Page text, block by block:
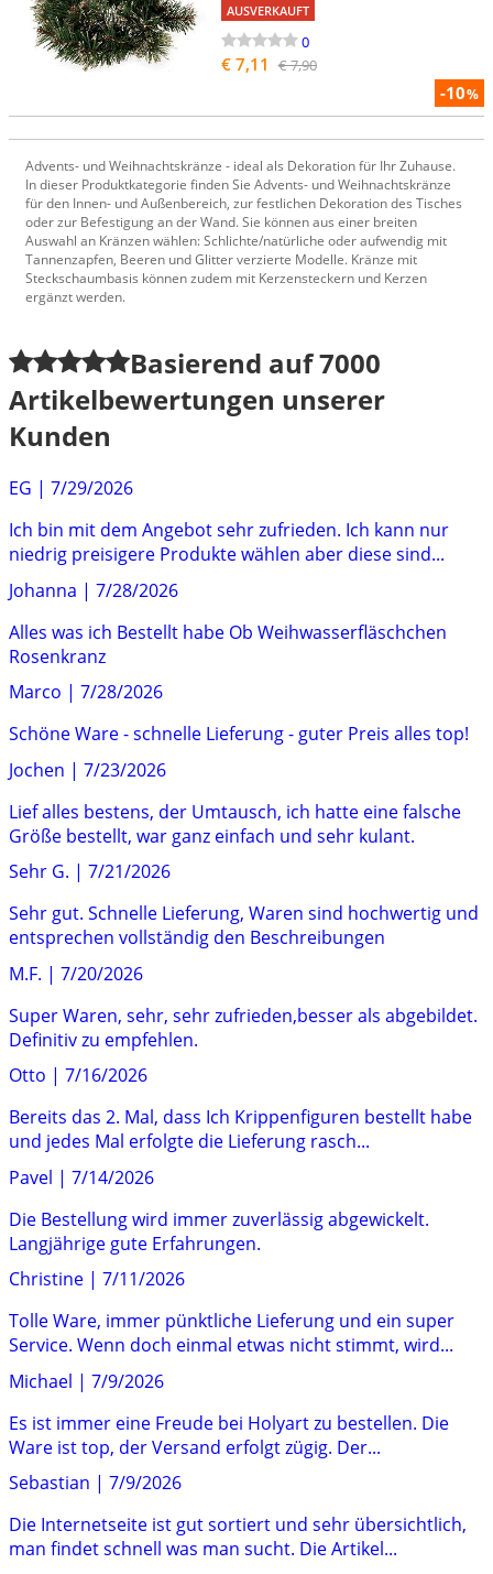
-10%
AUSVERKAUFT
0
€ 7,11 € 7,90
Advents- und Weihnachtskränze - ideal als Dekoration für Ihr Zuhause.
In dieser Produktkategorie finden Sie Advents- und Weihnachtskränze
für den Innen- und Außenbereich, zur festlichen Dekoration des Tisches
oder zur Befestigung an der Wand. Sie können aus einer breiten
Auswahl an Kränzen wählen: Schlichte/natürliche oder aufwendig mit
Tannenzapfen, Beeren und Glitter verzierte Modelle. Kränze mit
Steckschaumbasis können zudem mit Kerzensteckern und Kerzen
ergänzt werden.
Basierend auf7000
Artikelbewertungen unserer
Kunden
EG | 7/29/2026
Ich bin mit dem Angebot sehr zufrieden. Ich kann nur
niedrig preisigere Produkte wählen aber diese sind...
Johanna | 7/28/2026
Alles was ich Bestellt habe Ob Weihwasserfläschchen
Rosenkranz
Marco | 7/28/2026
Schöne Ware - schnelle Lieferung - guter Preis alles top!
Jochen | 7/23/2026
Lief alles bestens, der Umtausch, ich hatte eine falsche
Größe bestellt, war ganz einfach und sehr kulant.
Sehr G. | 7/21/2026
Sehr gut. Schnelle Lieferung, Waren sind hochwertig und
entsprechen vollständig den Beschreibungen
M.F. | 7/20/2026
Super Waren, sehr, sehr zufrieden,besser als abgebildet.
Definitiv zu empfehlen.
Otto | 7/16/2026
Bereits das 2. Mal, dass Ich Krippenfiguren bestellt habe
und jedes Mal erfolgte die Lieferung rasch...
Pavel | 7/14/2026
Die Bestellung wird immer zuverlässig abgewickelt.
Langjährige gute Erfahrungen.
Christine | 7/11/2026
Tolle Ware, immer pünktliche Lieferung und ein super
Service. Wenn doch einmal etwas nicht stimmt, wird...
Michael | 7/9/2026
Es ist immer eine Freude bei Holyart zu bestellen. Die
Ware ist top, der Versand erfolgt zügig. Der...
Sebastian | 7/9/2026
Die Internetseite ist gut sortiert und sehr übersichtlich,
man findet schnell was man sucht. Die Artikel...